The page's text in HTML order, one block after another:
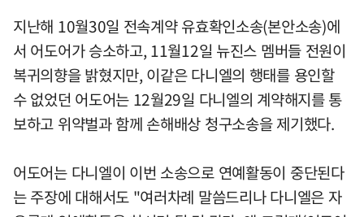
지난해 10월30일 전속계약 유효확인소송(본안소송)에
서 어도어가 승소하고, 11월12일 뉴진스 멤버들 전원이
복귀의향을 밝혔지만, 이같은 다니엘의 행태를 용인할
수 없었던 어도어는 12월29일 다니엘의 계약해지를 통
보하고 위약벌과 함께 손해배상 청구소송을 제기했다.
어도어는 다니엘이 이번 소송으로 연예활동이 중단된다
는 주장에 대해서도 "여러차례 말씀드리나 다니엘은 자